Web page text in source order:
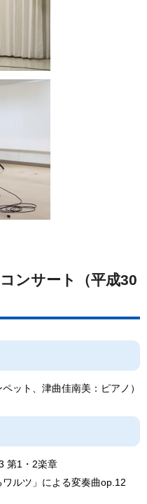
ンサート（平成30
ット、津曲佳南美：ピアノ）
第1・2楽章
ルツ」による変奏曲op.12